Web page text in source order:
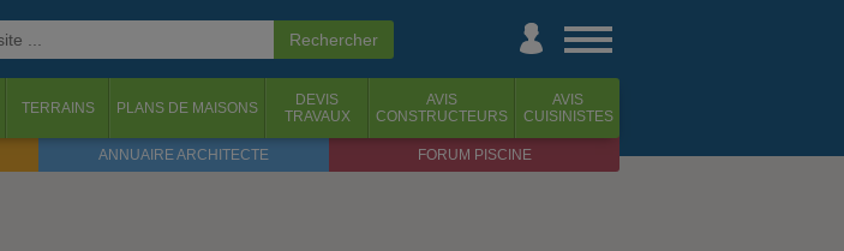
TERRAINS PLANS DE MAISONS
DEVIS
TRAVAUX
AVIS
CONSTRUCTEURS
AVIS
CUISINISTES
ANNUAIRE ARCHITECTE FORUM PISCINE